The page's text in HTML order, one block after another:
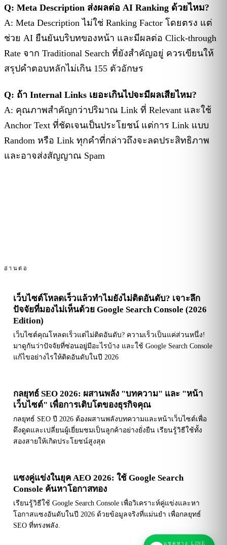
Q: Meta Description ส่งผลต่อ AI Ranking ด้วยไหม?
A: Meta Description ไม่ใช่ Ranking Factor โดยตรง แต่
ช่วย AI ยืนยันบริบทของหน้า และมีผลต่อ Click-through
Rate จาก Traditional Search ที่ยังสำคัญอยู่ ควรเขียนให้
สรุปคำตอบหลักไม่เกิน 155 ตัวอักษร
Q: ถ้า Internal Links เยอะเกินไปจะมีผลเสียไหม?
A: คุณภาพสำคัญกว่าปริมาณ Link ที่ Relevant และใช้
Anchor Text ที่ชัดเจนเป็นประโยชน์ แต่การ Link แบบ
Random หรือ Link ทุกคำที่กล่าวถึงจะลดประสิทธิภาพ
และอาจส่งสัญญาณ Spam
อ่านต่อ
เว็บไซต์โหลดเร็วแล้วทำไมยังไม่ติดอันดับ? เจาะลึก
ปัจจัยที่มองไม่เห็นด้วย Google Search Console (2026
Edition)
เว็บไซต์คุณโหลดเร็วแต่ไม่ติดอันดับ? ความเร็วเป็นแค่ส่วนหนึ่ง!
มาดูกันว่าปัจจัยที่ซ่อนอยู่มีอะไรบ้าง และใช้ Google Search Console
แก้ไขอย่างไรให้ติดอันดับในปี 2026
กลยุทธ์ SEO 2026: ผสานพลัง "บทความ" และ "หน้า
เว็บไซต์" เพื่อการเติบโตของธุรกิจคุณ
กลยุทธ์ SEO ปี 2026 ต้องผสานพลังบทความและหน้าเว็บไซต์เพื่อ
ดึงดูดและเปลี่ยนผู้เยี่ยมชมเป็นลูกค้าอย่างยั่งยืน เรียนรู้วิธีใช้ทั้ง
สองสายให้เกิดประโยชน์สูงสุด
แซงคู่แข่งในยุค AEO 2026: ใช้ Google Search
Console ค้นหาโอกาสทอง
เรียนรู้วิธีใช้ Google Search Console เพื่อวิเคราะห์คู่แข่งและหา
โอกาสแซงอันดับในปี 2026 ด้วยข้อมูลจริงที่แม่นยำ เพื่อกลยุทธ์
SEO ที่ทรงพลัง.
แชตทาง LINE